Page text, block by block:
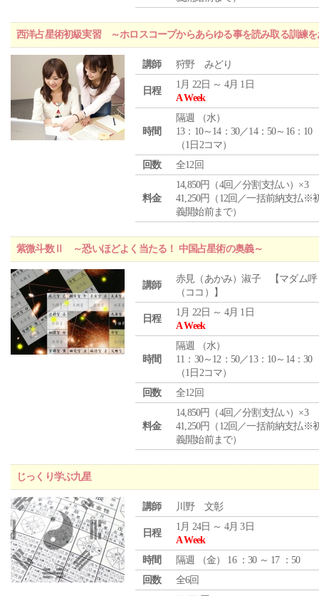
西洋占星術初級実習 ～ホロスコープからあらゆる事を読み取る訓練を
講師 狩野 みどり
日程
1月 22日 ～ 4月 1日
A Week
時間
隔週 （水）
13：10～14：30／14：50～16：10
（1日2コマ）
回数
全12回
料金
14,850円（4回／分割支払い）×3
41,250円（12回／一括前納支払※
義開始前まで）
紫微斗数Ⅱ ～恐いほどよく当たる！ 中国占星術の奥義～
講師
赤見（あかみ）淑子 【マダム呼
（ココ）】
日程
1月 22日 ～ 4月 1日
A Week
時間
隔週 （水）
11：30～12：50／13：10～14：30
（1日2コマ）
回数
全12回
料金
14,850円（4回／分割支払い）×3
41,250円（12回／一括前納支払※
義開始前まで）
じっくり学ぶ九星
講師 川野 文彰
日程
1月 24日 ～ 4月 3日
A Week
時間
隔週 （金） 16 ：30 ～ 17 ：50
回数
全6回